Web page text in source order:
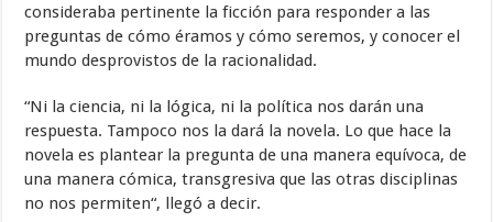
consideraba pertinente la ficción para responder a las
preguntas de cómo éramos y cómo seremos, y conocer el
mundo desprovistos de la racionalidad.
“Ni la ciencia, ni la lógica, ni la política nos darán una
respuesta. Tampoco nos la dará la novela. Lo que hace la
novela es plantear la pregunta de una manera equívoca, de
una manera cómica, transgresiva que las otras disciplinas
no nos permiten“, llegó a decir.